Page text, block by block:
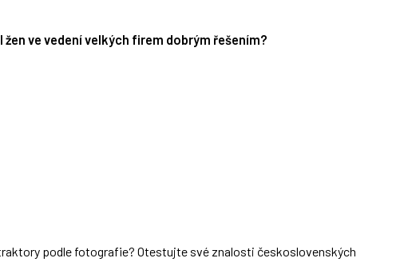
ve vedení velkých firem dobrým řešením?
podle fotografie? Otestujte své znalosti československých